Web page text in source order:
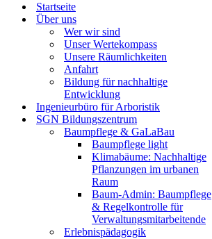
Startseite
Über uns
Wer wir sind
Unser Wertekompass
Unsere Räumlichkeiten
Anfahrt
Bildung für nachhaltige
Entwicklung
Ingenieurbüro für Arboristik
SGN Bildungszentrum
Baumpflege & GaLaBau
Baumpflege light
Klimabäume: Nachhaltige
Pflanzungen im urbanen
Raum
Baum-Admin: Baumpflege
& Regelkontrolle für
Verwaltungsmitarbeitende
Erlebnispädagogik